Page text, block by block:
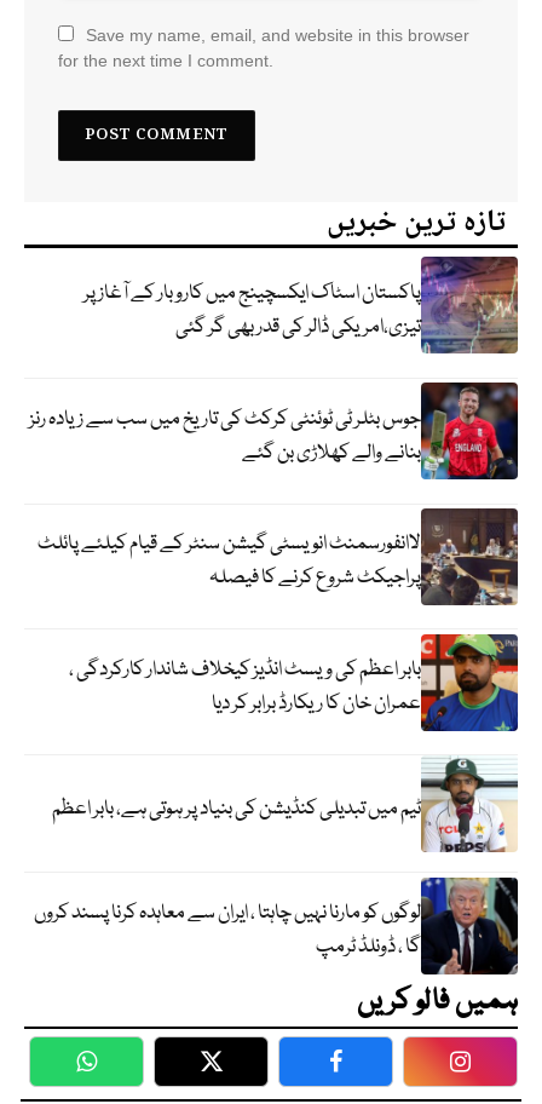
Save my name, email, and website in this browser
for the next time I comment.
تازہ ترین خبریں
پاکستان اسٹاک ایکسچینج میں کاروبار کے آغاز پر
تیزی،امریکی ڈالر کی قدر بھی گر گئی
جوس بٹلر ٹی ٹوئنٹی کرکٹ کی تاریخ میں سب سے زیادہ رنز
بنانے والے کھلاڑی بن گئے
لاانفورسمنٹ انویسٹی گیشن سنٹر کے قیام کیلئے پائلٹ
پراجیکٹ شروع کرنے کا فیصلہ
بابر اعظم کی ویسٹ انڈیز کیخلاف شاندار کارکردگی ،
عمران خان کا ریکارڈ برابر کر دیا
ٹیم میں تبدیلی کنڈیشن کی بنیاد پر ہوتی ہے، بابر اعظم
لوگوں کو مارنا نہیں چاہتا ، ایران سے معاہدہ کرنا پسند کروں
گا ، ڈونلڈ ٹرمپ
ہمیں فالو کریں
WhatsApp Twitter Facebook